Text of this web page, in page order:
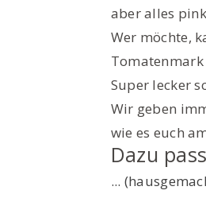
aber alles
Wer möchte,
Tomatenmark
Super lecker
Wir geben
wie es euch
Dazu
...